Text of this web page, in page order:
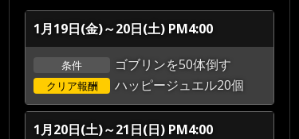
1月19日(金)～20日(土) PM4:00
条件 ゴブリンを50体倒す
クリア報酬 ハッピージュエル20個
1月20日(土)～21日(日) PM4:00